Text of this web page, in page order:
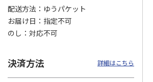
『ジョジョの奇妙な
冒険 スターダスト
クルセイダース』
3,300円
(送料別・税込)
3,300円
(送料別・税込)
配送方法
ゆうパケット
お届け日
指定不可
のし
対応不可
決済方法 詳細はこちら